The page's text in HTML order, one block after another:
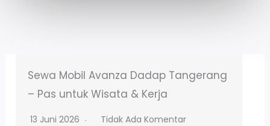
Sewa Motor NMAX Talagasari Balaraja
– Booking Online Mudah
13 Juni 2026 Tidak Ada Komentar